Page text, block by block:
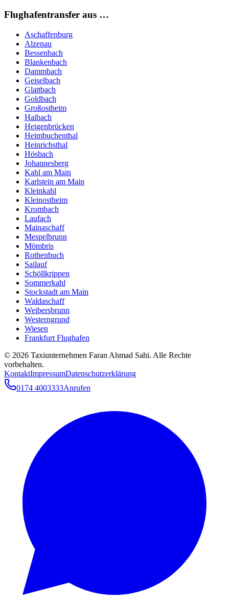
Flughafentransfer aus …
Aschaffenburg
Alzenau
Bessenbach
Blankenbach
Dammbach
Geiselbach
Glattbach
Goldbach
Großostheim
Haibach
Heigenbrücken
Heimbuchenthal
Heinrichsthal
Hösbach
Johannesberg
Kahl am Main
Karlstein am Main
Kleinkahl
Kleinostheim
Krombach
Laufach
Mainaschaff
Mespelbrunn
Mömbris
Rothenbuch
Sailauf
Schöllkrippen
Sommerkahl
Stockstadt am Main
Waldaschaff
Weibersbrunn
Westerngrund
Wiesen
Frankfurt Flughafen
© 2026 Taxiunternehmen Faran Ahmad Sahi. Alle Rechte
vorbehalten.
KontaktImpressumDatenschutzerklärung
0174 4003333Anrufen